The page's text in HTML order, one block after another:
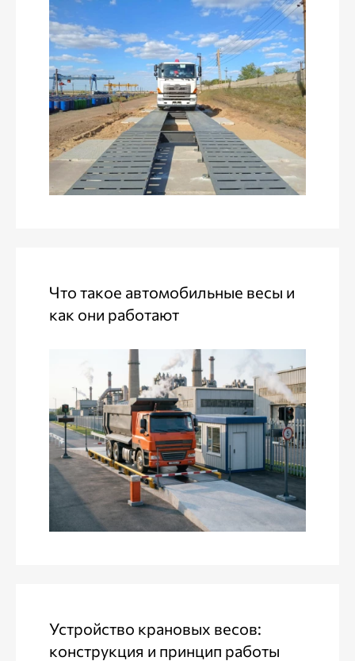
Что такое автомобильные весы и
как они работают
Устройство крановых весов:
конструкция и принцип работы